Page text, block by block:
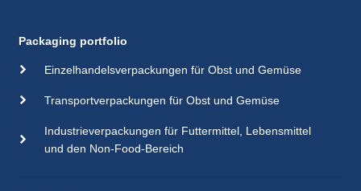
Packaging portfolio
Einzelhandelsverpackungen für Obst und Gemüse
Transportverpackungen für Obst und Gemüse
Industrieverpackungen für Futtermittel, Lebensmittel
und den Non-Food-Bereich